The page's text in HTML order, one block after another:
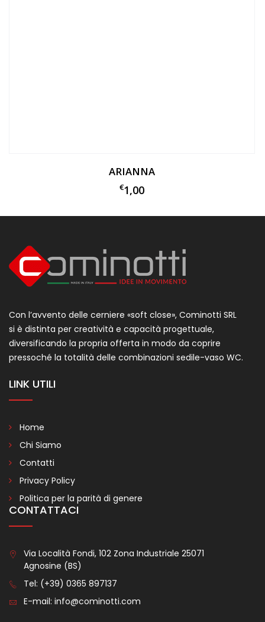
ARIANNA
€1,00
Con l’avvento delle cerniere «soft close», Cominotti SRL
si è distinta per creatività e capacità progettuale,
diversificando la propria offerta in modo da coprire
pressoché la totalità delle combinazioni sedile-vaso WC.
LINK UTILI
Home
Chi Siamo
Contatti
Privacy Policy
Politica per la parità di genere
CONTATTACI
Via Località Fondi, 102 Zona Industriale 25071
Agnosine (BS)
Tel: (+39) 0365 897137
E-mail: info@cominotti.com